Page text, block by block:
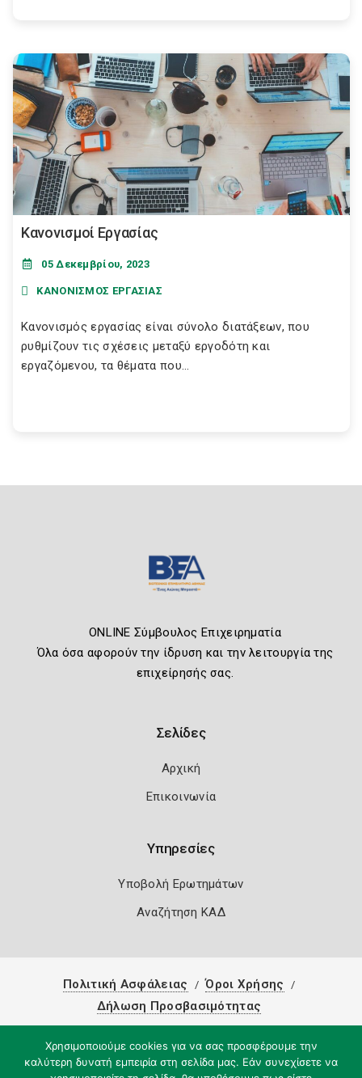
Κανονισμοί Εργασίας
05 Δεκεμβρίου, 2023
ΚΑΝΟΝΙΣΜΟΣ ΕΡΓΑΣΙΑΣ
Κανονισμός εργασίας είναι σύνολο διατάξεων, που
ρυθμίζουν τις σχέσεις μεταξύ εργοδότη και
εργαζόμενου, τα θέματα που...
ONLINE Σύμβουλος Επιχειρηματία
Όλα όσα αφορούν την ίδρυση και την λειτουργία της
επιχείρησής σας.
Σελίδες
Αρχική
Επικοινωνία
Υπηρεσίες
Υποβολή Ερωτημάτων
Αναζήτηση ΚΑΔ
Πολιτική Ασφάλειας
Όροι Χρήσης
Δήλωση Προσβασιμότητας
Χρησιμοποιούμε cookies για να σας προσφέρουμε την
καλύτερη δυνατή εμπειρία στη σελίδα μας. Εάν συνεχίσετε να